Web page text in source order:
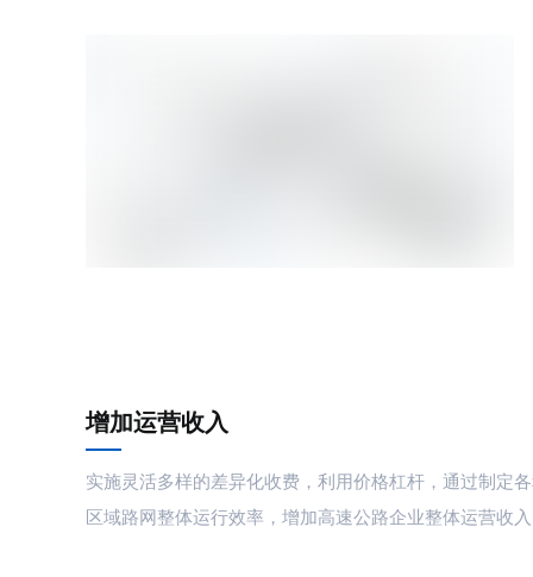
增加运营收入
实施灵活多样的差异化收费，利用价格杠杆，通过制定
区域路网整体运行效率，增加高速公路企业整体运营收